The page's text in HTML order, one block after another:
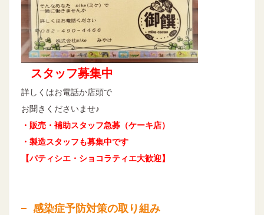
スタッフ募集中
詳しくはお電話か店頭で
お聞きくださいませ♪
・販売・補助スタッフ急募（ケーキ店）
・製造スタッフも募集中です
【パティシエ・ショコラティエ大歓迎】
感染症予防対策の取り組み